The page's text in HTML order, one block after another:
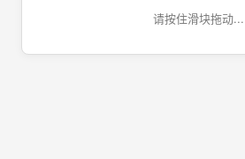
请按住滑块拖动...